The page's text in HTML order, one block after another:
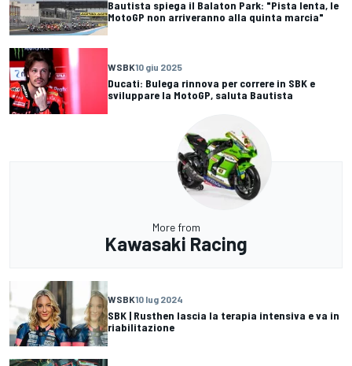
Bautista spiega il Balaton Park: "Pista lenta, le
MotoGP non arriveranno alla quinta marcia"
WSBK10 giu 2025
Ducati: Bulega rinnova per correre in SBK e
sviluppare la MotoGP, saluta Bautista
More from
Kawasaki Racing
WSBK10 lug 2024
SBK | Rusthen lascia la terapia intensiva e va in
riabilitazione